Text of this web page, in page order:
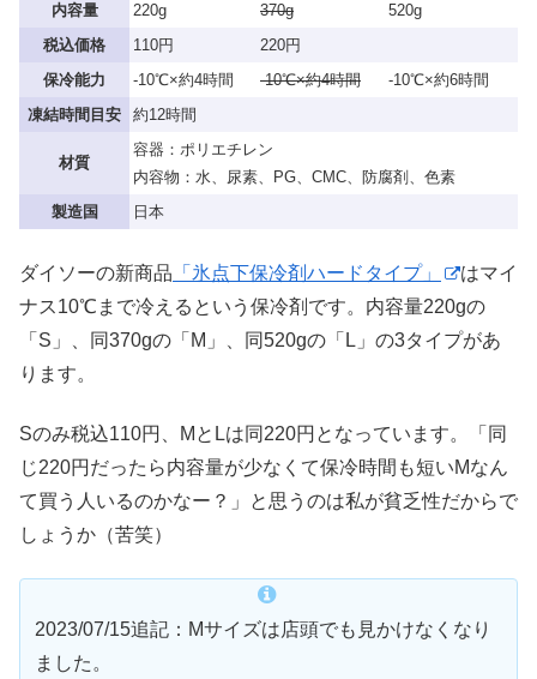
内容量
220g 370g
520g
税込価格
110円
220円
保冷能力
-10℃×約4時間 -10℃×約4時間
-10℃×約6時間
凍結時間目安
約12時間
材質
容器：ポリエチレン
内容物：水、尿素、PG、CMC、防腐剤、色素
製造国
日本
ダイソーの新商品 「氷点下保冷剤ハードタイプ」
はマイ
ナス10℃まで冷えるという保冷剤です。内容量220gの
「S」、同370gの「M」、同520gの「L」の3タイプがあ
ります。
Sのみ税込110円、MとLは同220円となっています。「同
じ220円だったら内容量が少なくて保冷時間も短いMなん
て買う人いるのかなー？」と思うのは私が貧乏性だからで
しょうか（苦笑）
2023/07/15追記：Mサイズは店頭でも見かけなくなり
ました。